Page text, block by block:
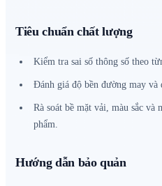
Tiêu chuẩn chất lượng
Kiểm tra sai số thông số theo
Đánh giá độ bền đường may và
Rà soát bề mặt vải, màu sắc và
phẩm.
Hướng dẫn bảo quản